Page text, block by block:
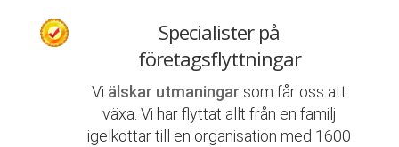
Specialister på
företagsflyttningar
Vi älskar utmaningar som får oss att
växa. Vi har flyttat allt från en familj
igelkottar till en organisation med 1600